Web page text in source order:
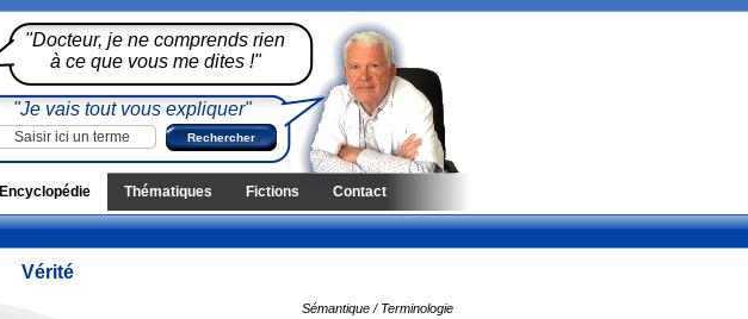
"Docteur, je ne comprends rien
à ce que vous me dites !"
"Je vais tout vous expliquer"
Encyclopédie Thématiques Fictions Contact
Vérité
Sémantique / Terminologie